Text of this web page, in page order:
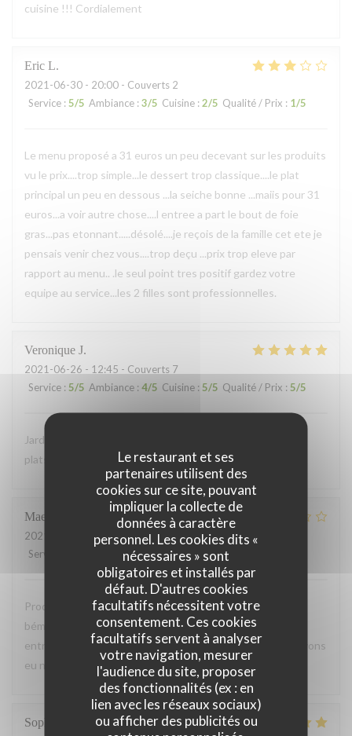
Le restaurant et ses
partenaires utilisent des
cookies sur ce site, pouvant
impliquer la collecte de
données à caractère
personnel. Les cookies dits «
nécessaires » sont
obligatoires et installés par
défaut. D'autres cookies
facultatifs nécessitent votre
consentement. Ces cookies
facultatifs servent à analyser
votre navigation, mesurer
l'audience du site, proposer
des fonctionnalités (ex : en
lien avec les réseaux sociaux)
ou afficher des publicités ou
cuisine !!! Cordialement
Eric L
2021-06-30 - 20:00 - Couverts 2
Service : 5/5 Ambiance : 3/5 Cuisine : 2/5 Qualité / Prix : 1/5
Le menu proposé a 31 euros un peu decevant sur les produits
vu le prix....trop simple...le dessert trop classique....le plat
principal un peu en dessous ...la seiche bonne ...maiis pour 31
euros...a voir autre chose....l entree a part le bout de foie
gras...pas etonnant.....désolé....je reçois de la famille cet ete je
pensais venir chez vous....trop deçu ...prix trop eleve par
rapport au menu.. .le seul point tres positif gardez votre
equipe au service...les 2 filles sont professionnelles.
Veronique J
2021-06-26 - 12:45 - Couverts 7
Service : 5/5 Ambiance : 4/5 Cuisine : 5/5 Qualité / Prix : 5/5
Jardin terrasse très agréable et équipe sympathique! Les
plats sont beaux et bons. Cuisine raffinée et recherchée
Maeva
2021-06-29
- 19:45 - Couverts 2
Service
Ambiance:5/5 Cuisine : 5/5 Qualité / Prix
Produits frais et de bonne qualités, repas très bon. Gros
bémol sur le temps d'attente. Attendu 45 min pour une
entrée, au bout d'une heure et demi en tout enfin nous avons
eu notre plat, bien dommage
Sophie